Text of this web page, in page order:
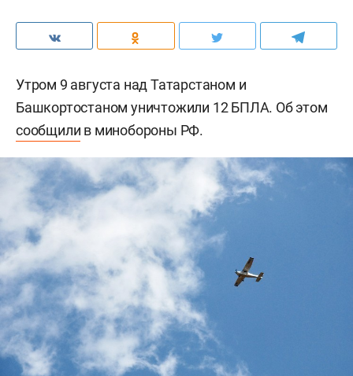
Утром 9 августа над Татарстаном и
Башкортостаном уничтожили 12 БПЛА. Об этом
сообщили в минобороны РФ.